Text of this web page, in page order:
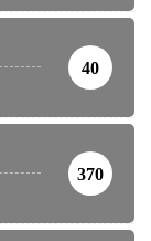
40
370